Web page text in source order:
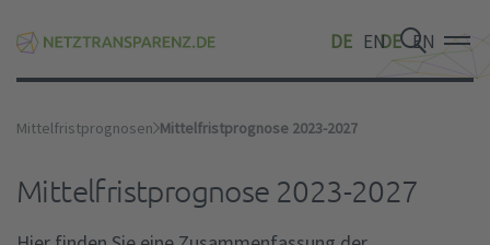
DE EN
DE EN
DE EN
Mittelfristprognosen Mittelfristprognose 2023-2027
Mittelfristprognose 2023-2027